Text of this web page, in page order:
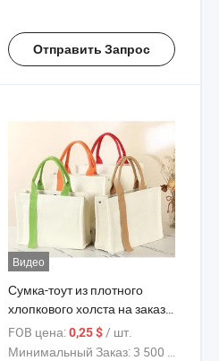
Отправить Запрос
Видео
Сумка-тоут из плотного
хлопкового холста на заказ
12oz Студенческая модная
сумка из холста
FOB цена: 0,25 $ / шт.
Минимальный Заказ:3 500 Куски